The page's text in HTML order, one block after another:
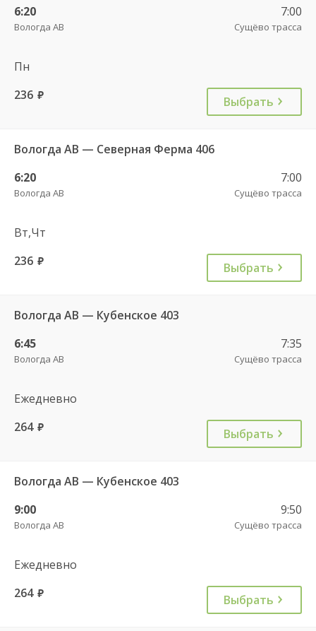
6:20
Вологда АВ
7:00
Сущёво трасса
Пн
236 руб. Выбрать
Вологда АВ — Северная Ферма 406
6:20
Вологда АВ
7:00
Сущёво трасса
Вт,Чт
236 руб. Выбрать
Вологда АВ — Кубенское 403
6:45
Вологда АВ
7:35
Сущёво трасса
Ежедневно
264 руб. Выбрать
Вологда АВ — Кубенское 403
9:00
Вологда АВ
9:50
Сущёво трасса
Ежедневно
264 руб. Выбрать